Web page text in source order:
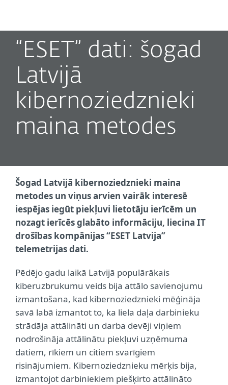
“ESET” dati: šogad
Latvijā
kibernoziedznieki
maina metodes
Šogad Latvijā kibernoziedznieki maina
metodes un viņus arvien vairāk interesē
iespējas iegūt piekļuvi lietotāju ierīcēm un
nozagt ierīcēs glabāto informāciju, liecina IT
drošības kompānijas “ESET Latvija”
telemetrijas dati.
Pēdējo gadu laikā Latvijā populārākais
kiberuzbrukumu veids bija attālo savienojumu
izmantošana, kad kibernoziedznieki mēģināja
savā labā izmantot to, ka liela daļa darbinieku
strādāja attālināti un darba devēji viņiem
nodrošināja attālinātu piekļuvi uzņēmuma
datiem, rīkiem un citiem svarīgiem
risinājumiem. Kibernoziedznieku mērķis bija,
izmantojot darbiniekiem piešķirto attālināto